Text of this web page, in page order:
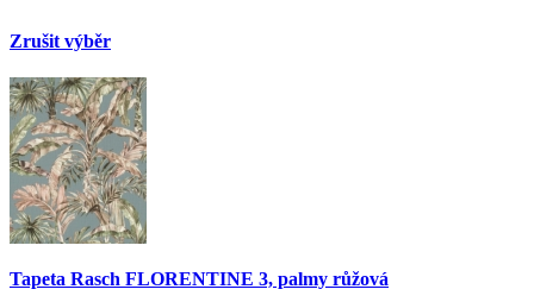
Zrušit výběr
Tapeta Rasch FLORENTINE 3, palmy růžová